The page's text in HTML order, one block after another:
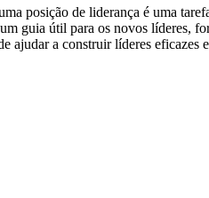
posição de liderança é uma
guia útil para os novos líderes,
ajudar a construir líderes eficazes